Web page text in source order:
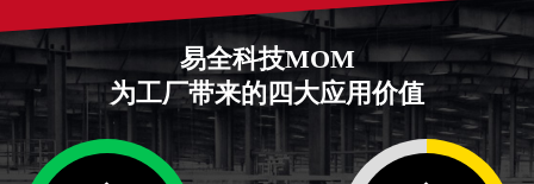
易全科技MOM
为工厂带来的四大应用价值